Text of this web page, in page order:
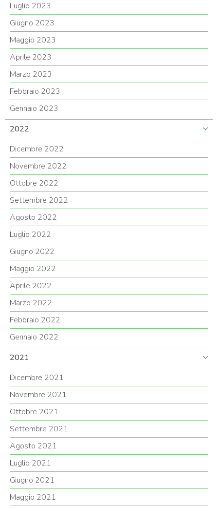
Luglio 2023
Giugno 2023
Maggio 2023
Aprile 2023
Marzo 2023
Febbraio 2023
Gennaio 2023
2022
Dicembre 2022
Novembre 2022
Ottobre 2022
Settembre 2022
Agosto 2022
Luglio 2022
Giugno 2022
Maggio 2022
Aprile 2022
Marzo 2022
Febbraio 2022
Gennaio 2022
2021
Dicembre 2021
Novembre 2021
Ottobre 2021
Settembre 2021
Agosto 2021
Luglio 2021
Giugno 2021
Maggio 2021